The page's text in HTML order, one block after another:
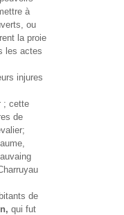
à
ou
la proie
les actes
injures
; cette
de
de
qui fut